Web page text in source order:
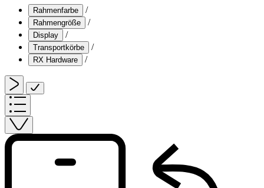
Rahmenfarbe /
Rahmengröße /
Display /
Transportkörbe /
RX Hardware /